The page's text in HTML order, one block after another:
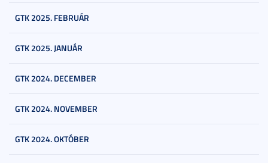
GTK 2025. FEBRUÁR
GTK 2025. JANUÁR
GTK 2024. DECEMBER
GTK 2024. NOVEMBER
GTK 2024. OKTÓBER